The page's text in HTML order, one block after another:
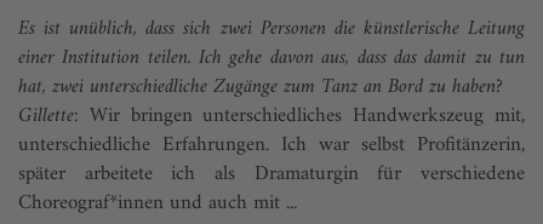
Es ist unüblich, dass sich zwei Personen die künstlerische Leitung
einer Institution teilen. Ich gehe davon aus, dass das damit zu tun
hat, zwei unterschiedliche Zugänge zum Tanz an Bord zu haben?
Gillette: Wir bringen unterschiedliches Handwerkszeug mit,
unterschiedliche Erfahrungen. Ich war selbst Profitänzerin,
später arbeitete ich als Dramaturgin für verschiedene
Choreograf*innen und auch mit ...